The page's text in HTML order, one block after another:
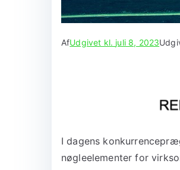
AfUdgivet kl. juli 8, 2023
I dagens
nøgleelementer for